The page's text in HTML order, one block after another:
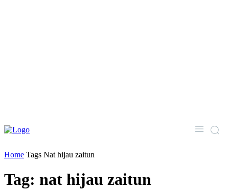
Home Tags Nat hijau zaitun
Tag: nat hijau zaitun